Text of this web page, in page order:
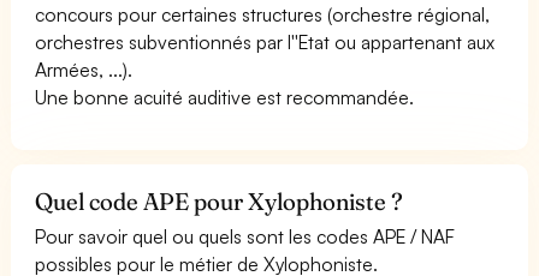
concours pour certaines structures (orchestre régional,
orchestres subventionnés par l''Etat ou appartenant aux
Armées, ...).
Une bonne acuité auditive est recommandée.
Quel code APE pour Xylophoniste ?
Pour savoir quel ou quels sont les codes APE / NAF
possibles pour le métier de Xylophoniste.